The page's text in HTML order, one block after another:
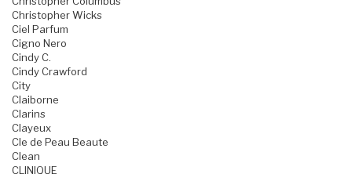
Christopher Wicks
Ciel Parfum
Cigno Nero
Cindy C.
Cindy Crawford
City
Claiborne
Clarins
Clayeux
Cle de Peau Beaute
Clean
CLINIQUE